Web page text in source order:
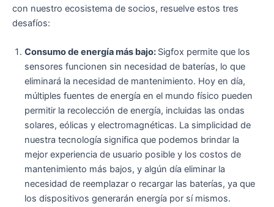
con nuestro ecosistema de socios, resuelve estos tres
desafíos:
Consumo de energía más bajo: Sigfox permite que los
sensores funcionen sin necesidad de baterías, lo que
eliminará la necesidad de mantenimiento. Hoy en día,
múltiples fuentes de energía en el mundo físico pueden
permitir la recolección de energía, incluidas las ondas
solares, eólicas y electromagnéticas. La simplicidad de
nuestra tecnología significa que podemos brindar la
mejor experiencia de usuario posible y los costos de
mantenimiento más bajos, y algún día eliminar la
necesidad de reemplazar o recargar las baterías, ya que
los dispositivos generarán energía por sí mismos.